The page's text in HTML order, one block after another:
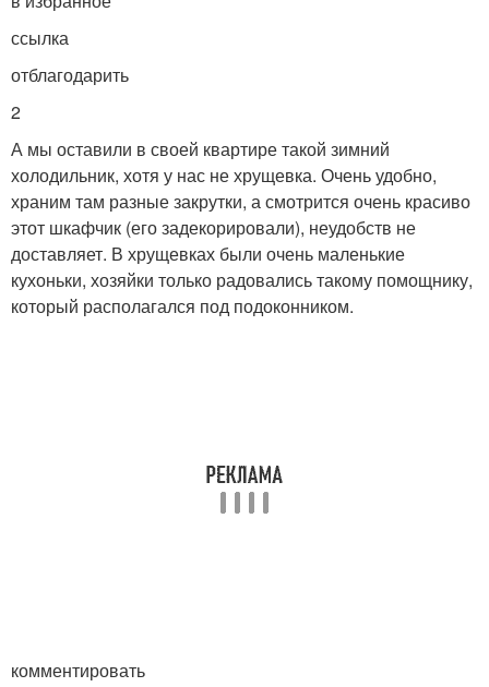
ссылка
отблагодарить
2
А мы оставили в своей квартире такой зимний
холодильник, хотя у нас не хрущевка. Очень удобно,
храним там разные закрутки, а смотрится очень красиво
этот шкафчик (его задекорировали), неудобств не
доставляет. В хрущевках были очень маленькие
кухоньки, хозяйки только радовались такому помощнику,
который располагался под подоконником.
комментировать